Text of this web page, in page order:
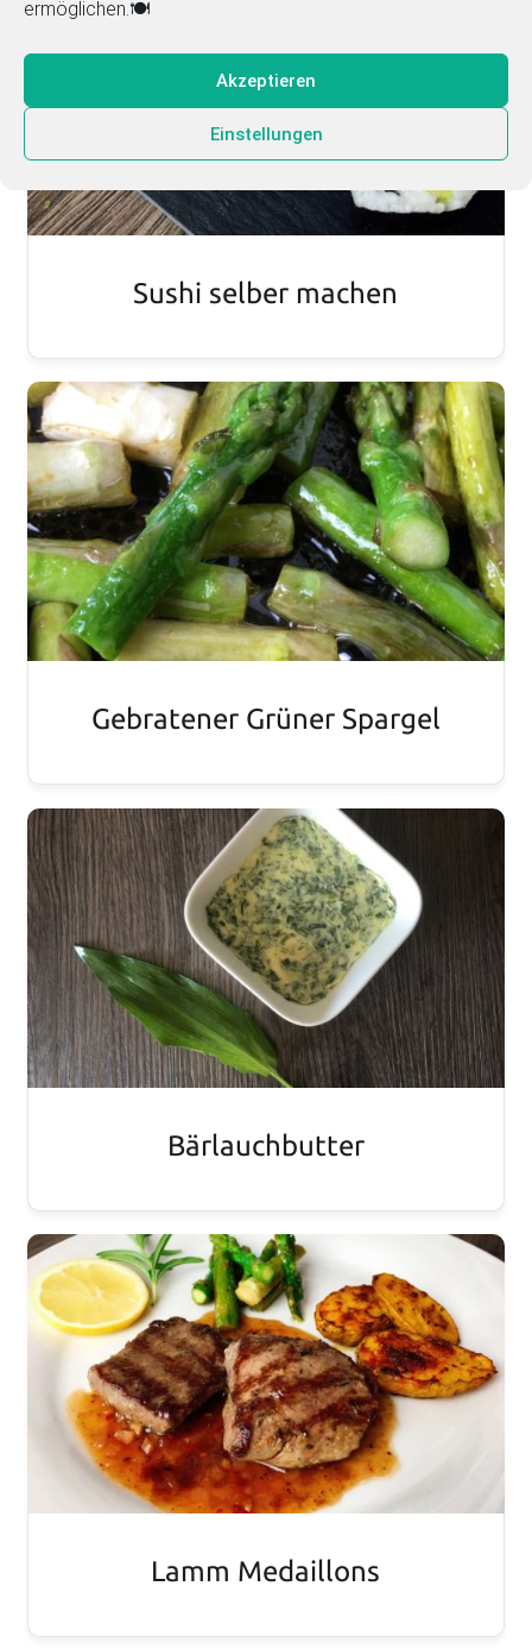
ermöglichen.🍽️
Akzeptieren
Einstellungen
Sushi selber machen
Gebratener Grüner Spargel
Bärlauchbutter
Lamm Medaillons